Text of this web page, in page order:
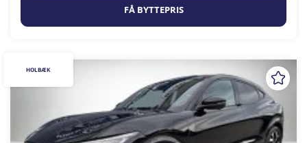
FÅ BYTTEPRIS
HOLBÆK